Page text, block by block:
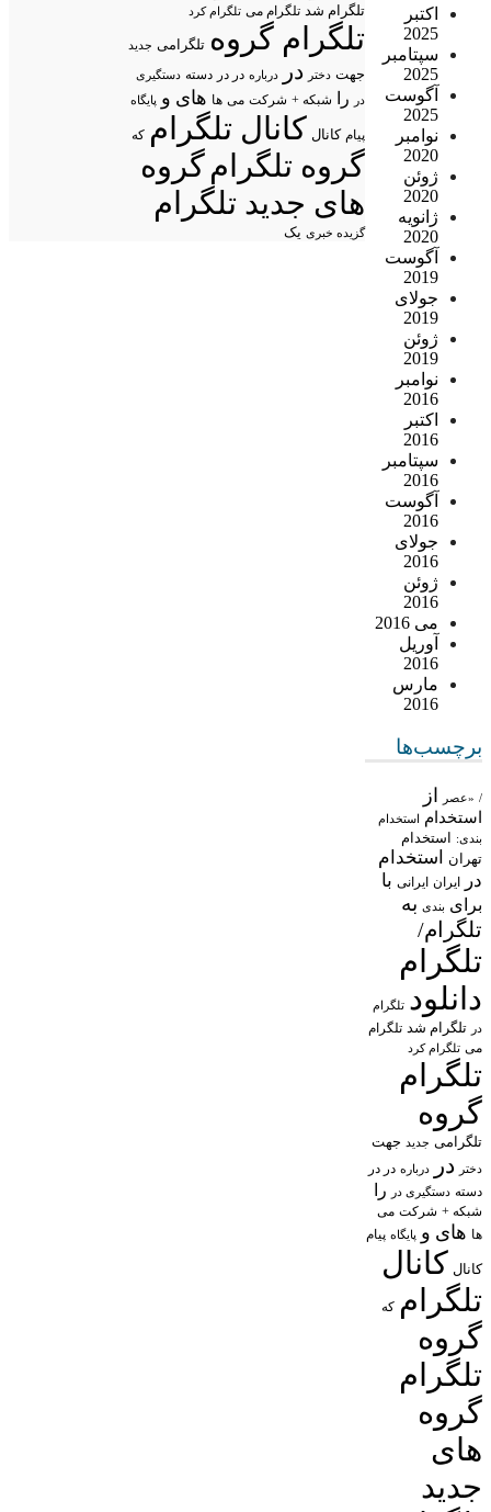
اکتبر
2025
سپتامبر
2025
آگوست
2025
نوامبر
2020
ژوئن
2020
ژانویه
2020
آگوست
2019
جولای
2019
ژوئن
2019
نوامبر
2016
اکتبر
2016
سپتامبر
2016
آگوست
2016
جولای
2016
ژوئن
2016
می 2016
آوریل
2016
مارس
2016
برچسب‌ها
/ «عصر از
استخدام استخدام
بندی: استخدام
تهران
استخدام
در
ایران ایرانی با
برای بندی به
تلگرام/
تلگرام
دانلود تلگرام
در تلگرام شد تلگرام
می تلگرام کرد
تلگرام
گروه
تلگرامی جدید جهت
دختر در درباره در در
دسته دستگیری در را
شبکه + شرکت می
ها های و پایگاه پیام
کانال کانال
تلگرام که
گروه
تلگرام
گروه
های
جدید
تلگرام شد تلگرام می تلگرام کرد
تلگرام گروه تلگرامی جدید
جهت دختر در درباره در در دسته دستگیری
در
را شبکه + شرکت می ها های و پایگاه
پیام کانال کانال تلگرام که
گروه تلگرامگروه
های جدید تلگرام
گزیده خبری یک